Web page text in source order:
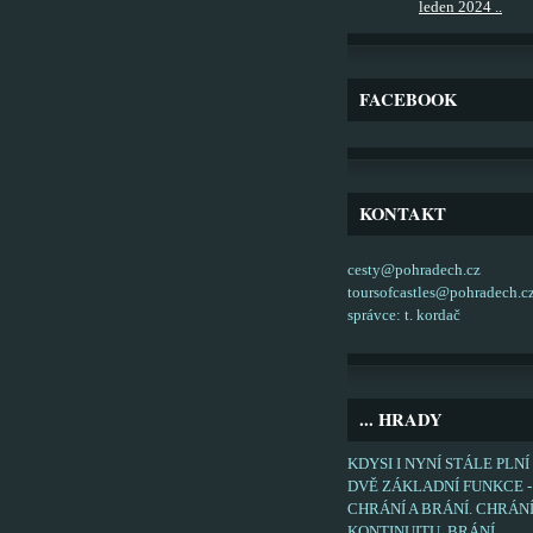
leden 2024 ..
FACEBOOK
KONTAKT
cesty@pohradech.cz
správce: t. kordač
... HRADY
KDYSI I NYNÍ STÁLE PLNÍ
DVĚ ZÁKLADNÍ FUNKCE -
CHRÁNÍ A BRÁNÍ. CHRÁNÍ